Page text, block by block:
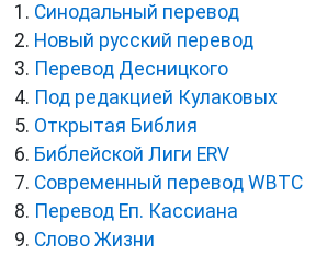
Синодальный перевод
Новый русский перевод
Перевод Десницкого
Под редакцией Кулаковых
Открытая Библия
Библейской Лиги ERV
Cовременный перевод WBTC
Перевод Еп. Кассиана
Слово Жизни